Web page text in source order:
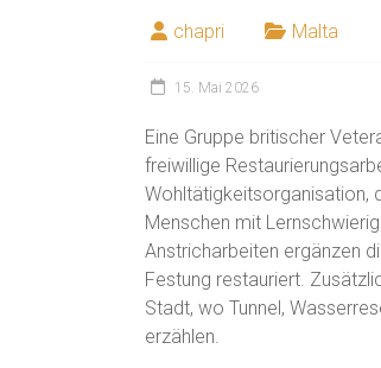
chapri Malta
15. Mai 2026
Eine Gruppe britischer
freiwillige
Wohltätigkeitsorganisation,
Menschen mit
Anstricharbeiten ergänzen
Festung restauriert.
Stadt, wo Tunnel,
erzählen.